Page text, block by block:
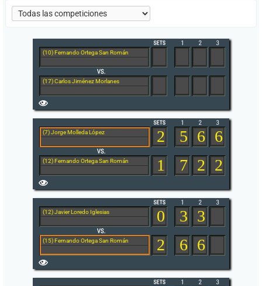
(10) Fernando Ortega San Román
(17) Carlos Jiménez Morlanes
(7) Jorge Molleda López
(12) Fernando Ortega San Román
2
1
5 6 6
7 2 2
(12) Javier Loredo Iglesias
(15) Fernando Ortega San Román
0
2
3 3
6 6